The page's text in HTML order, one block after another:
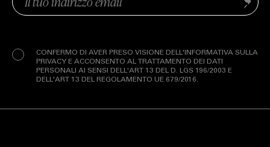
(Obbligatorio)
CONFERMO DI AVER PRESO VISIONE DELL'INFORMATIVA SULLA
PRIVACY E ACCONSENTO AL TRATTAMENTO DEI DATI
PERSONALI AI SENSI DELL'ART 13 DEL D. LGS 196/2003 E
DELL'ART 13 DEL REGOLAMENTO UE 679/2016.
Invia